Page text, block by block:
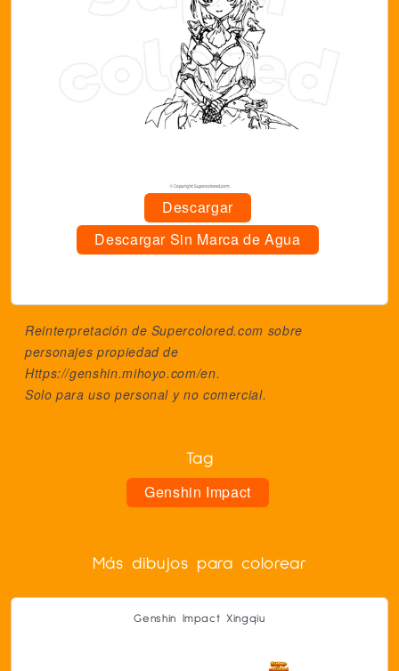
Descargar
Descargar Sin Marca de Agua
Reinterpretación de Supercolored.com sobre
personajes propiedad de
Https://genshin.mihoyo.com/en.
Solo para uso personal y no comercial.
Tag
Genshin Impact
Más dibujos para colorear
Genshin Impact Xingqiu